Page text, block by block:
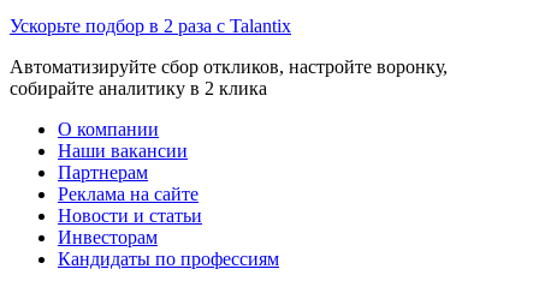
Ускорьте подбор в 2 раза с Talantix
Автоматизируйте сбор откликов, настройте воронку,
собирайте аналитику в 2 клика
О компании
Наши вакансии
Партнерам
Реклама на сайте
Новости и статьи
Инвесторам
Кандидаты по профессиям